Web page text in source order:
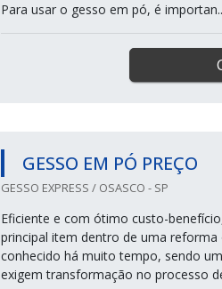
Para usar o gesso em pó, é
GESSO EM PÓ PREÇO
GESSO EXPRESS / OSASCO - SP
Eficiente e com ótimo custo-
principal item dentro de uma
conhecido há muito tempo, sendo
exigem transformação no processo